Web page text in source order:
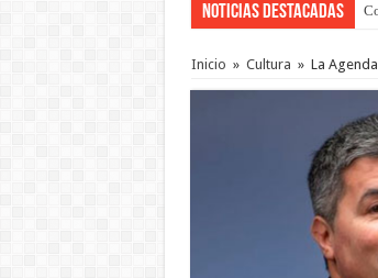
Noticias Destacadas
Inicio » Cultura » La